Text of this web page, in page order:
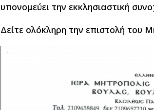
υπονομεύει την εκκλησιαστική
Δείτε ολόκληρη την επιστολή του